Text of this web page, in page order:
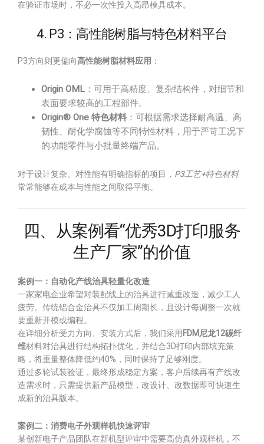
在验证市场时，不必一次性投入高昂模具成本。
4. P3：高性能树脂与特色材料平台
P3方向则更偏向高性能树脂材料应用 ：
Origin OML ：可用于高精度、复杂结构件，对细节和
表面要求较高的工程部件。
Origin® One 特色材料 ：可根据需求选择耐高温、高
韧性、耐化学腐蚀等不同特性材料，用于严苛工况下
的功能零件与小批量终端产品。
对于设计复杂、对性能有明确指标的项目， P3工艺+特色材料
常常能够在成本与性能之间取得平衡。
四、从案例看“优秀3D打印服务
生产厂家”的价值
案例一：自动化产线治具轻量化改造
一家家电企业希望对装配线上的治具进行减重改造，减少工人
疲劳。传统铝合金治具不仅加工周期长，且设计每调整一次就
要重新开模或编程。
在详细分析受力方向、安装方式后，我们采用 FDM尼龙12碳纤
维材料对治具进行结构拓扑优化，并结合3D打印内部填充策
略，将重量整体降低约40%，同时保持了足够刚度。
通过多轮试装验证，最终形成稳定方案，客户后续再有产线改
造需求时，只需提供新产品模型，改设计、改数据即可快速生
成新的治具版本。
案例二：消费电子外观样机快速评审
某创新电子产品团队在新机型评审中需要高仿真外观样机，不